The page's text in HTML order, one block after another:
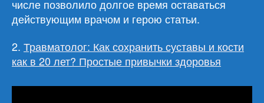
числе позволило долгое время оставаться
действующим врачом и герою статьи.
2. Травматолог: Как сохранить суставы и кости
как в 20 лет? Простые привычки здоровья